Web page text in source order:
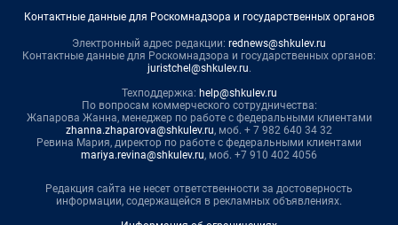
Контактные данные для Роскомнадзора и государственных органов
Электронный адрес редакции: rednews@shkulev.ru
Контактные данные для Роскомнадзора и государственных органов:
juristchel@shkulev.ru.
Техподдержка: help@shkulev.ru
По вопросам коммерческого сотрудничества:
Жапарова Жанна, менеджер по работе с федеральными клиентами
zhanna.zhaparova@shkulev.ru, моб. + 7 982 640 34 32
Ревина Мария, директор по работе с федеральными клиентами
mariya.revina@shkulev.ru, моб. +7 910 402 4056
Редакция сайта не несет ответственности за достоверность
информации, содержащейся в рекламных объявлениях.